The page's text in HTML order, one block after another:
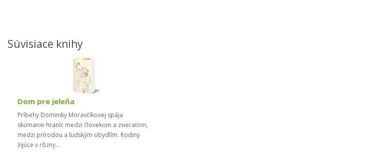
Súvisiace knihy
Dom pre jeleňa
Príbehy Dominiky Moravčíkovej spája
skúmanie hraníc medzi človekom a zvieraťom,
medzi prírodou a ľudským obydlím. Rodiny
žijúce v rôzny...